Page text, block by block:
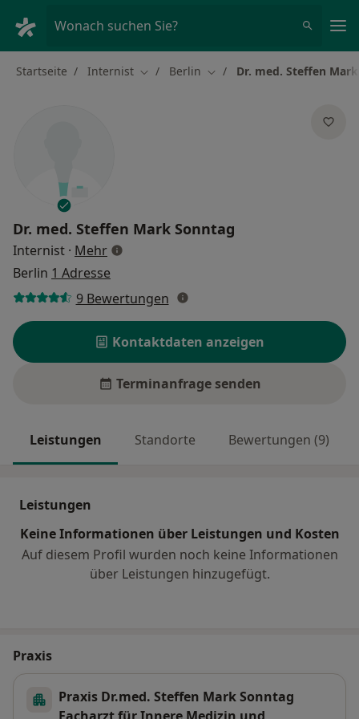
Wonach suchen Sie?
Startseite Internist Stadt ändern
Berlin Stadt ändern
Dr. med. Steffen
Dr. med. Steffen Mark Sonntag
Internist · Mehrüber Spezialisierungen
Berlin 1 Adresse
9 Bewertungen
Kontaktdaten anzeigen
Terminanfrage senden
Leistungen Standorte Bewertungen (9)
Leistungen
Keine Informationen über Leistungen und Kosten
Auf diesem Profil wurden noch keine Informationen
über Leistungen hinzugefügt.
Praxis
Praxis Dr.med. Steffen Mark Sonntag